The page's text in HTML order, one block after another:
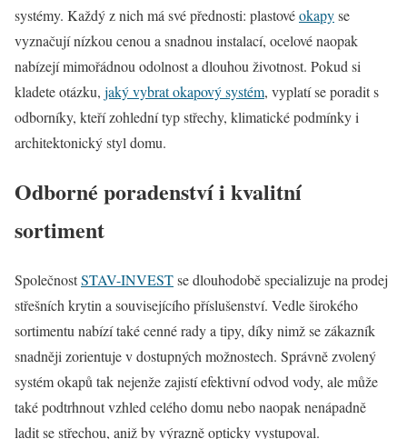
systémy. Každý z nich má své přednosti: plastovéokapyse
vyznačují nízkou cenou a snadnou instalací, ocelové naopak
nabízejí mimořádnou odolnost a dlouhou životnost. Pokud si
kladete otázku, jaký vybrat okapový systém, vyplatí se poradit s
odborníky, kteří zohlední typ střechy, klimatické podmínky i
architektonický styl domu.
Odborné poradenství i kvalitní
sortiment
SpolečnostSTAV-INVESTse dlouhodobě specializuje na prodej
střešních krytin a souvisejícího příslušenství. Vedle širokého
sortimentu nabízí také cenné rady a tipy, díky nimž se zákazník
snadněji zorientuje v dostupných možnostech. Správně zvolený
systém okapů tak nejenže zajistí efektivní odvod vody, ale může
také podtrhnout vzhled celého domu nebo naopak nenápadně
ladit se střechou, aniž by výrazně opticky vystupoval.